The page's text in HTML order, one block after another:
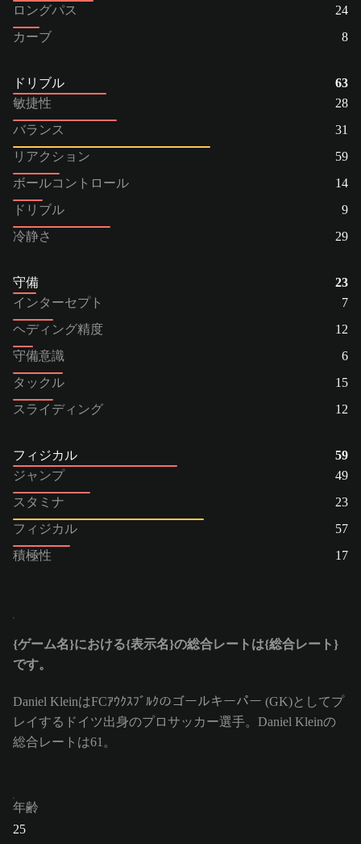
ロングパス
24
カーブ
8
ドリブル
63
敏捷性
28
バランス
31
リアクション
59
ボールコントロール
14
ドリブル
9
冷静さ
29
守備
23
インターセプト
7
ヘディング精度
12
守備意識
6
タックル
15
スライディング
12
フィジカル
59
ジャンプ
49
スタミナ
23
フィジカル
57
積極性
17
{ゲーム名}における{表示名}の総合レートは{総合レート}
です。
Daniel KleinはFCｱｳｸｽﾌﾞﾙｸのゴールキーパー (GK)としてプ
レイするドイツ出身のプロサッカー選手。Daniel Kleinの
総合レートは61。
年齢
25